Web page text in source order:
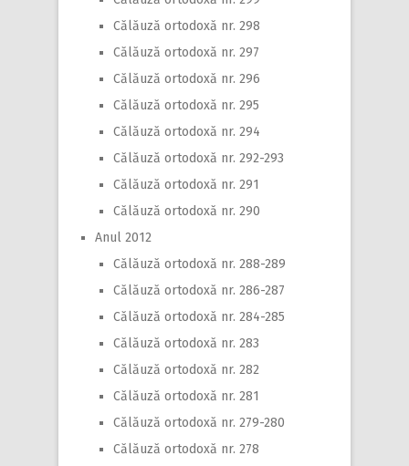
Călăuză ortodoxă nr. 298
Călăuză ortodoxă nr. 297
Călăuză ortodoxă nr. 296
Călăuză ortodoxă nr. 295
Călăuză ortodoxă nr. 294
Călăuză ortodoxă nr. 292-293
Călăuză ortodoxă nr. 291
Călăuză ortodoxă nr. 290
Anul 2012
Călăuză ortodoxă nr. 288-289
Călăuză ortodoxă nr. 286-287
Călăuză ortodoxă nr. 284-285
Călăuză ortodoxă nr. 283
Călăuză ortodoxă nr. 282
Călăuză ortodoxă nr. 281
Călăuză ortodoxă nr. 279-280
Călăuză ortodoxă nr. 278